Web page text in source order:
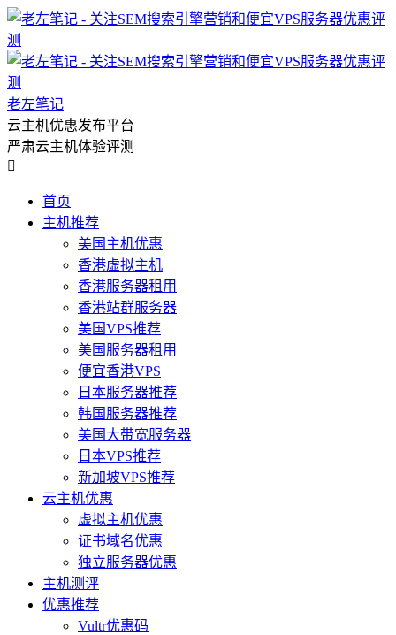
老左笔记
云主机优惠发布平台
严肃云主机体验评测

首页
主机推荐
美国主机优惠
香港虚拟主机
香港服务器租用
香港站群服务器
美国VPS推荐
美国服务器租用
便宜香港VPS
日本服务器推荐
韩国服务器推荐
美国大带宽服务器
日本VPS推荐
新加坡VPS推荐
云主机优惠
虚拟主机优惠
证书域名优惠
独立服务器优惠
主机测评
优惠推荐
Vultr优惠码